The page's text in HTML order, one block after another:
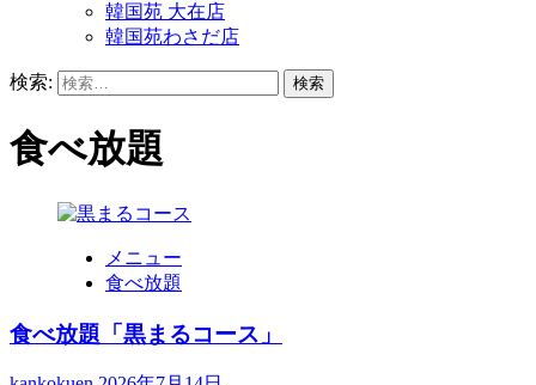
韓国苑 大在店
韓国苑わさだ店
検索:
食べ放題
メニュー
食べ放題
食べ放題「黒まるコース」